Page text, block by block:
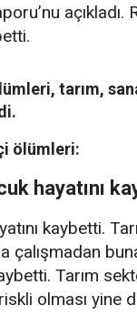
tarım,
ölümleri:
hayatını
kaybetti.
çalışmadan
Tarım
olması yine